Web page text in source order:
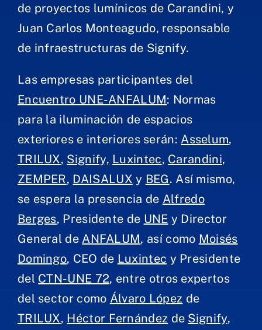
de proyectos lumínicos de Carandini, y
Juan Carlos Monteagudo, responsable
de infraestructuras de Signify.
Las empresas participantes del
Encuentro UNE-ANFALUM: Normas
para la iluminación de espacios
exteriores e interiores serán: Asselum,
TRILUX, Signify, Luxintec, Carandini,
ZEMPER, DAISALUX y BEG. Así mismo,
se espera la presencia de Alfredo
Berges, Presidente de UNE y Director
General de ANFALUM, así como Moisés
Domingo, CEO de Luxintec y Presidente
del CTN-UNE 72, entre otros expertos
del sector como Álvaro López de
TRILUX, Héctor Fernández de Signify,